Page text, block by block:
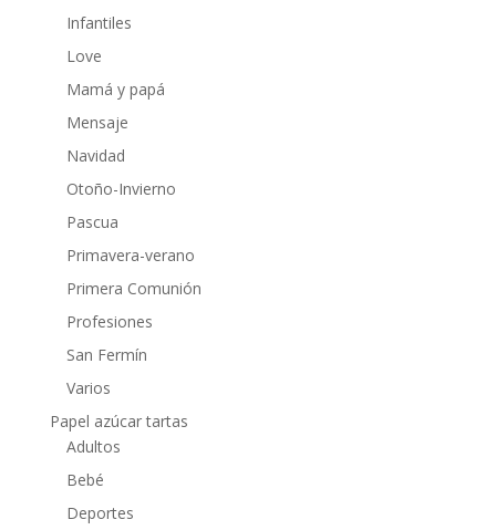
Infantiles
Love
Mamá y papá
Mensaje
Navidad
Otoño-Invierno
Pascua
Primavera-verano
Primera Comunión
Profesiones
San Fermín
Varios
Papel azúcar tartas
Adultos
Bebé
Deportes